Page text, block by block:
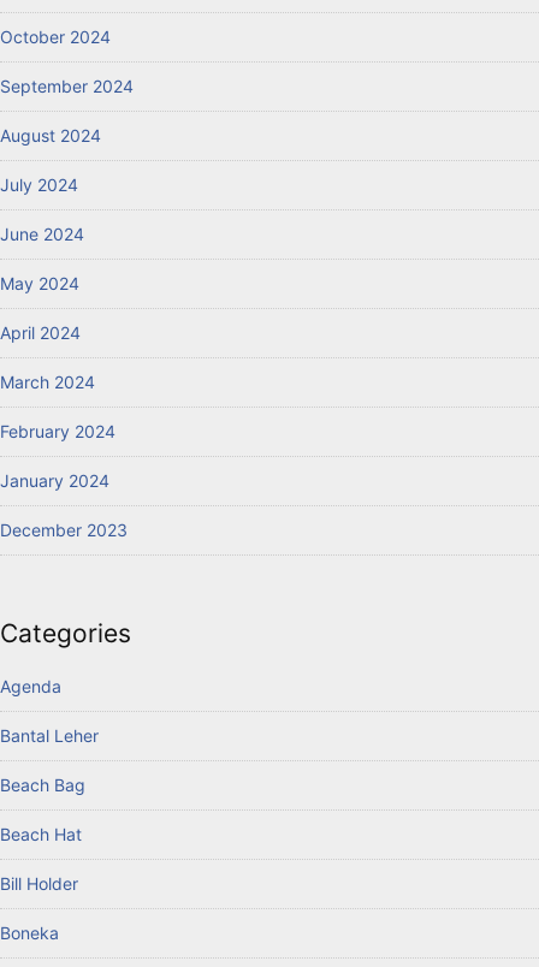
October 2024
September 2024
August 2024
July 2024
June 2024
May 2024
April 2024
March 2024
February 2024
January 2024
December 2023
Categories
Agenda
Bantal Leher
Beach Bag
Beach Hat
Bill Holder
Boneka